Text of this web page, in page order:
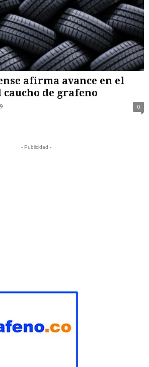
afirma avance en el
de grafeno
0
- Publicidad -